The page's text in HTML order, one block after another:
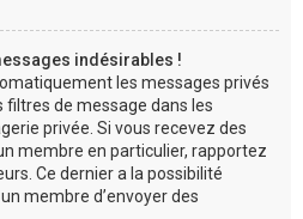
indésirables !
les messages privés
filtres de message dans les
privée. Si vous recevez des
membre en particulier, rapportez
Ce dernier a la possibilité
membre d’envoyer des